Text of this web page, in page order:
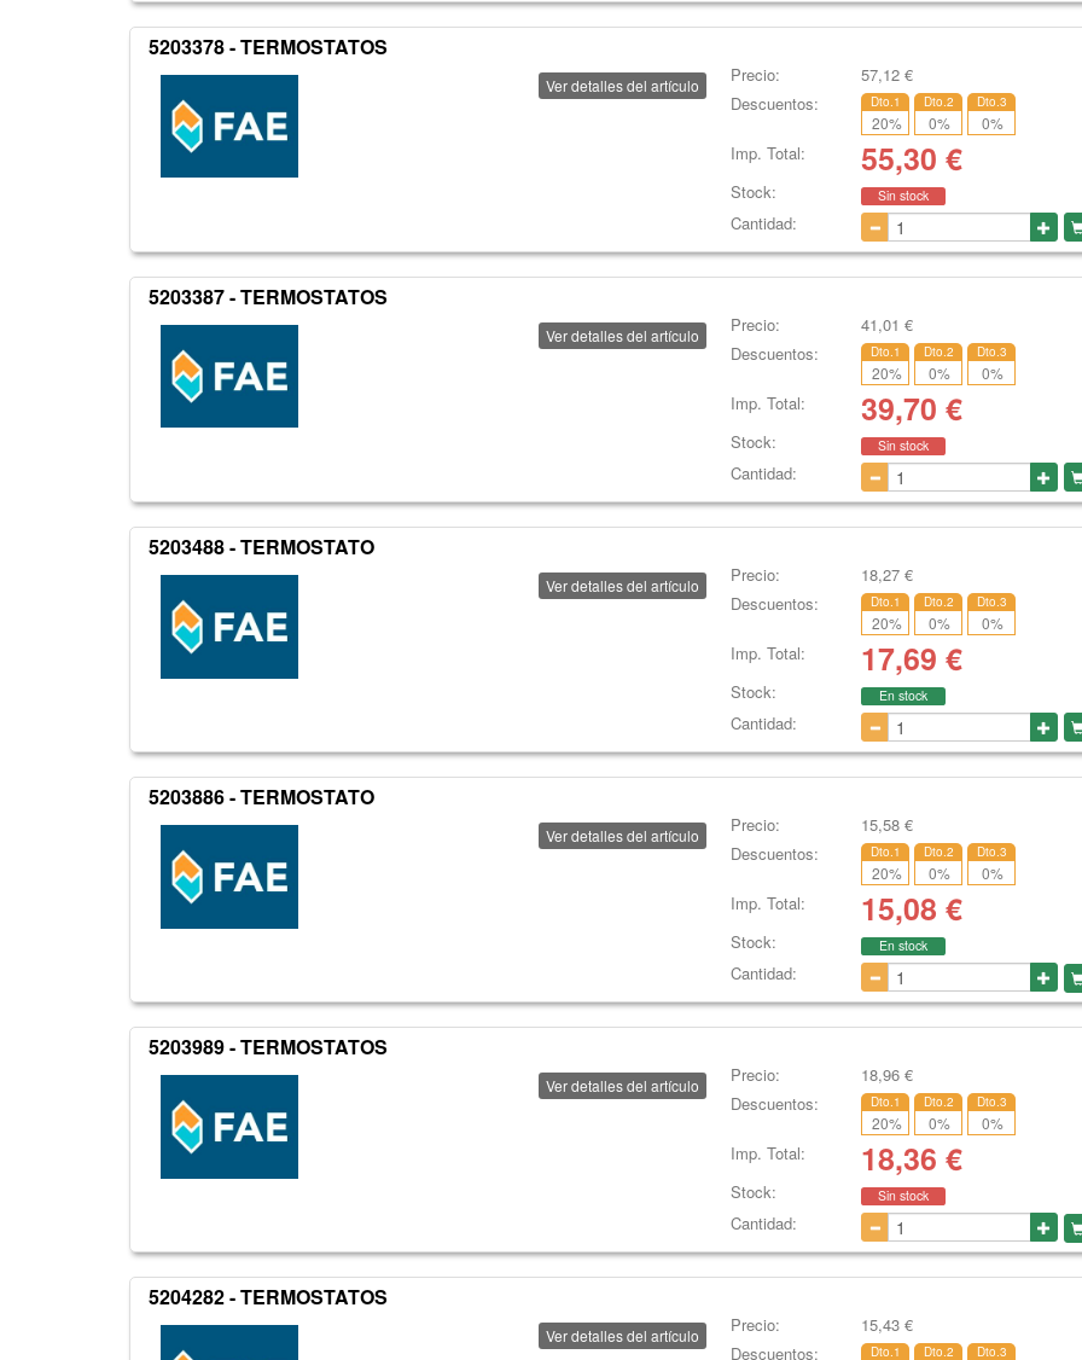
5203378 - TERMOSTATOS
Ver detalles del artículo Precio: 57,12 €
Descuentos:
Dto.1
20%
Dto.2
0%
Dto.3
0%
Imp. Total: 55,30 €
Stock: Sin stock
Cantidad:
5203387 - TERMOSTATOS
Ver detalles del artículo Precio: 41,01 €
Descuentos:
Dto.1
20%
Dto.2
0%
Dto.3
0%
Imp. Total: 39,70 €
Stock: Sin stock
Cantidad:
5203488 - TERMOSTATO
Ver detalles del artículo Precio: 18,27 €
Descuentos:
Dto.1
20%
Dto.2
0%
Dto.3
0%
Imp. Total: 17,69 €
Stock: En stock
Cantidad:
5203886 - TERMOSTATO
Ver detalles del artículo Precio: 15,58 €
Descuentos:
Dto.1
20%
Dto.2
0%
Dto.3
0%
Imp. Total: 15,08 €
Stock: En stock
Cantidad:
5203989 - TERMOSTATOS
Ver detalles del artículo Precio: 18,96 €
Descuentos:
Dto.1
20%
Dto.2
0%
Dto.3
0%
Imp. Total: 18,36 €
Stock: Sin stock
Cantidad:
5204282 - TERMOSTATOS
Ver detalles del artículo Precio: 15,43 €
Descuentos:
Dto.1 Dto.2 Dto.3